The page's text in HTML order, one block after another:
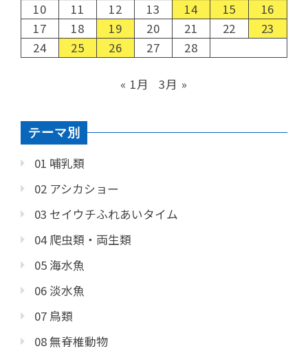
10
11 12 13 14 15
16
17
18 19 20 21 22
23
24
25 26 27 28
« 1月 3月 »
テーマ別
01 哺乳類
02 アシカショー
03 セイウチふれあいタイム
04 爬虫類・両生類
05 海水魚
06 淡水魚
07 鳥類
08 無脊椎動物